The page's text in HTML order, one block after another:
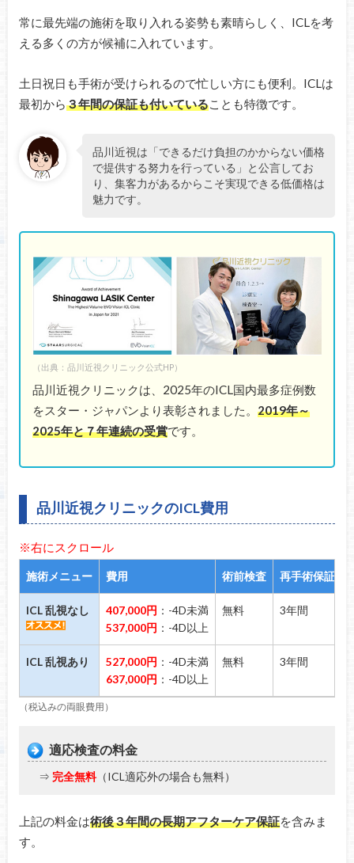
常に最先端の施術を取り入れる姿勢も素晴らしく、ICLを考
える多くの方が候補に入れています。
土日祝日も手術が受けられるので忙しい方にも便利。ICLは
最初から３年間の保証も付いていることも特徴です。
品川近視は「できるだけ負担のかからない価格
で提供する努力を行っている」と公言してお
り、集客力があるからこそ実現できる低価格は
魅力です。
（出典：品川近視クリニック公式HP）
品川近視クリニックは、2025年のICL国内最多症例数
をスター・ジャパンより表彰されました。 2019年～
2025年と７年連続の受賞です。
品川近視クリニックのICL費用
※右にスクロール
施術メニュー 費用 術前検査 再手術保証
ICL 乱視なし 407,000円 ：-4D未満
537,000円 ：-4D以上
無料 3年間
ICL 乱視あり 527,000円 ：-4D未満
637,000円 ：-4D以上
無料 3年間
（税込みの両眼費用）
適応検査の料金
⇒ 完全無料（ICL適応外の場合も無料）
上記の料金は術後３年間の長期アフターケア保証を含みま
す。